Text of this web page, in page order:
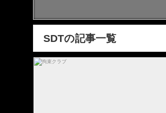
SDTの記事一覧